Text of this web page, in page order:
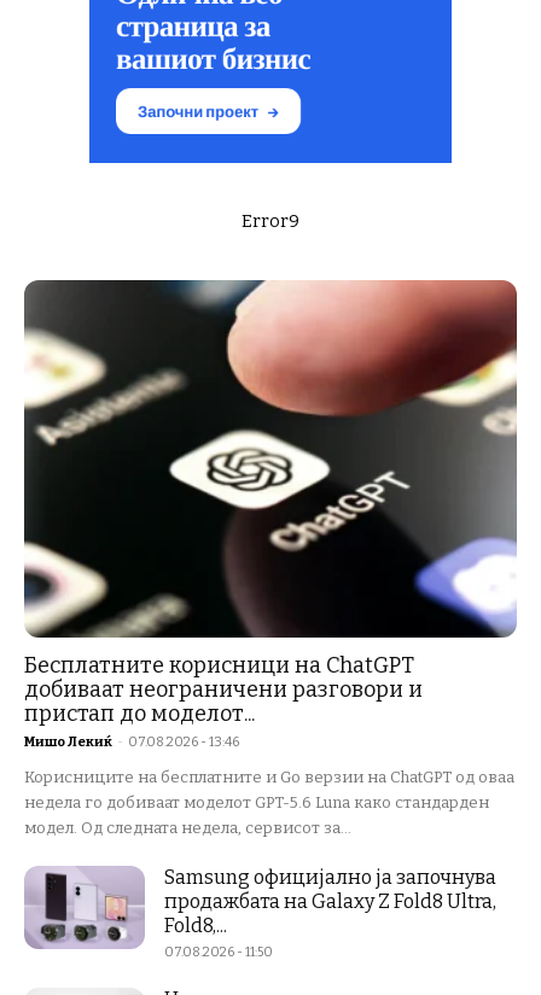
Error9
Бесплатните корисници на ChatGPT
добиваат неограничени разговори и
пристап до моделот...
Мишо Лекиќ - 07.08.2026 - 13:46
Корисниците на бесплатните и Go верзии на ChatGPT од оваа
недела го добиваат моделот GPT-5.6 Luna како стандарден
модел. Од следната недела, сервисот за...
Samsung официјално ја започнува
продажбата на Galaxy Z Fold8 Ultra,
Fold8,...
07.08.2026 - 11:50